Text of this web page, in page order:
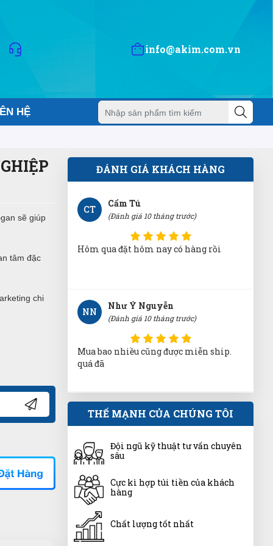
info@akim.com.vn
HỆ
sẽ giúp
tâm đặc
chi
ĐÁNH GIÁ KHÁCH HÀNG
Bảo hành nhanh gọn, hướng dẫn sử
Cẩm Tú
(Đánh giá 10 tháng trước)
Hôm qua đặt hôm nay có hàng rồi
NN
Như Ý Nguyễn
(Đánh giá 10 tháng trước)
ÁT
Ánh Tuyết
(Đánh giá 10 tháng trước)
Hàng xin sò nha mọi người nên mua
LH
Lương Văn Hồ
Ở đây săn sale thích cực, mấy mẫu mới
về liên tục
TH
Trần Hiền
THẾ MẠNH CỦA CHÚNG TÔI
Đội ngũ kỹ thuật tư vấn chuyên
sâu
Cực kì hợp túi tiền của khách
hàng
Chất lượng tốt nhất